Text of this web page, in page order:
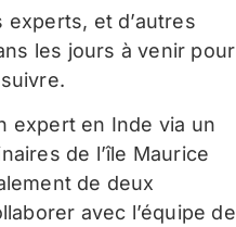
experts, et d’autres
les jours à venir pour
expert en Inde via un
de l’île Maurice
de deux
avec l’équipe de